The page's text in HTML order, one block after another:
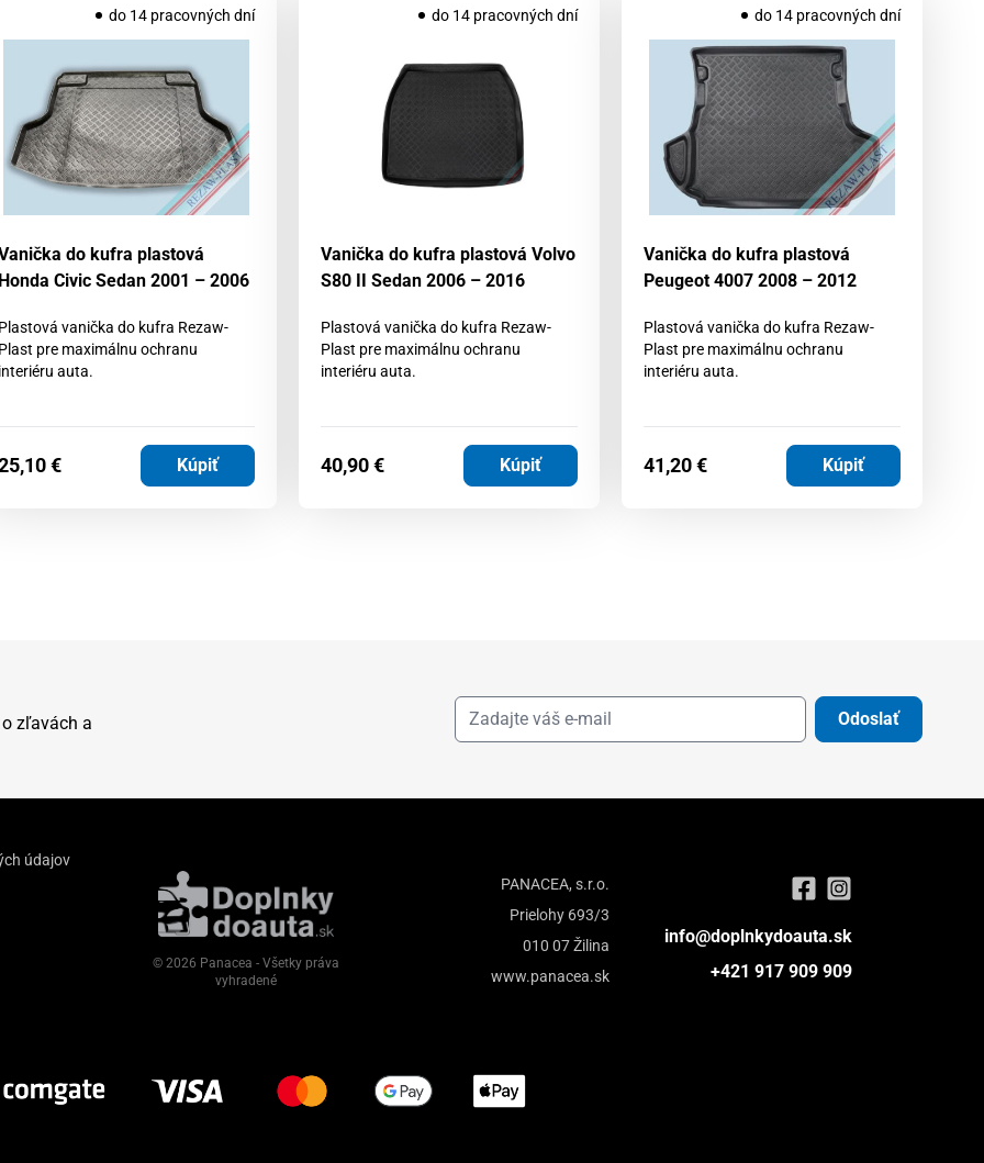
do 14 pracovných dní
do kufra plastová
Civic Sedan 2001 – 2006
vanička do kufra Rezaw-
pre maximálnu ochranu
auta.
€ Kúpiť
do 14 pracovných dní
Vanička do kufra plastová Volvo
S80 II Sedan 2006 – 2016
Plastová vanička do kufra Rezaw-
Plast pre maximálnu ochranu
interiéru auta.
40,90€ Kúpiť
do 14 pracovných dní
Vanička do kufra plastová
Peugeot 4007 2008 – 2012
Plastová vanička do kufra Rezaw-
Plast pre maximálnu ochranu
interiéru auta.
41,20€ Kúpiť
zľavách a Odoslať
údajov
PANACEA, s.r.o.
Prielohy 693/3
010 07 Žilina
www.panacea.sk
info@doplnkydoauta.sk
+421 917 909 909
© 2026 Panacea - Všetky práva
vyhradené